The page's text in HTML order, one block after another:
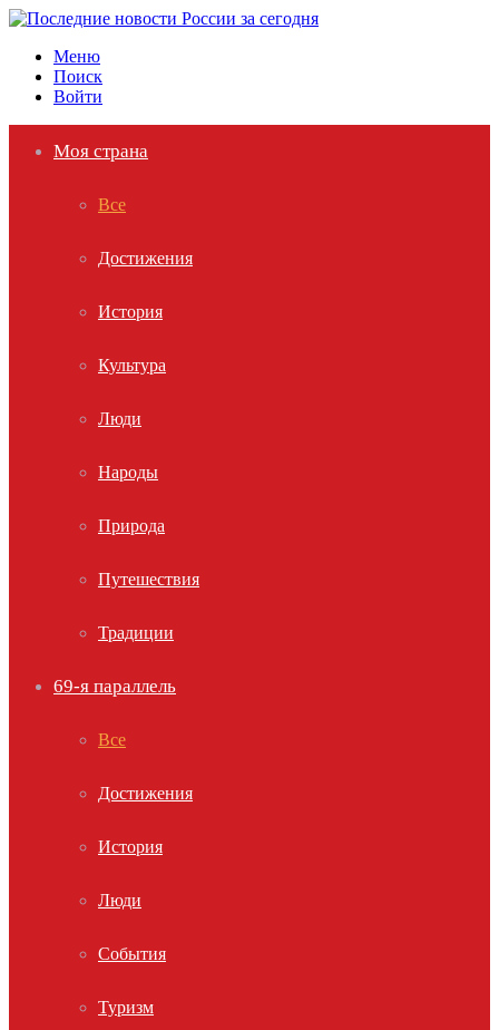
Меню
Поиск
Войти
Моя страна
Все
Достижения
История
Культура
Люди
Народы
Природа
Путешествия
Традиции
69-я параллель
Все
Достижения
История
Люди
События
Туризм